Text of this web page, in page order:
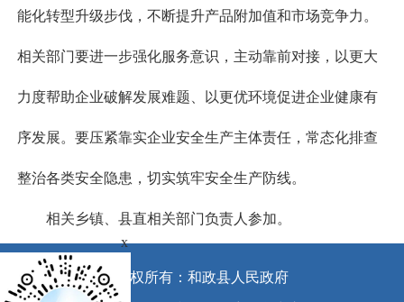
能化转型升级步伐，不断提升产品附加值和市场竞争力。
相关部门要进一步强化服务意识，主动靠前对接，以更大
力度帮助企业破解发展难题、以更优环境促进企业健康有
序发展。要压紧靠实企业安全生产主体责任，常态化排查
整治各类安全隐患，切实筑牢安全生产防线。
相关乡镇、县直相关部门负责人参加。
版权所有：和政县人民政府
x